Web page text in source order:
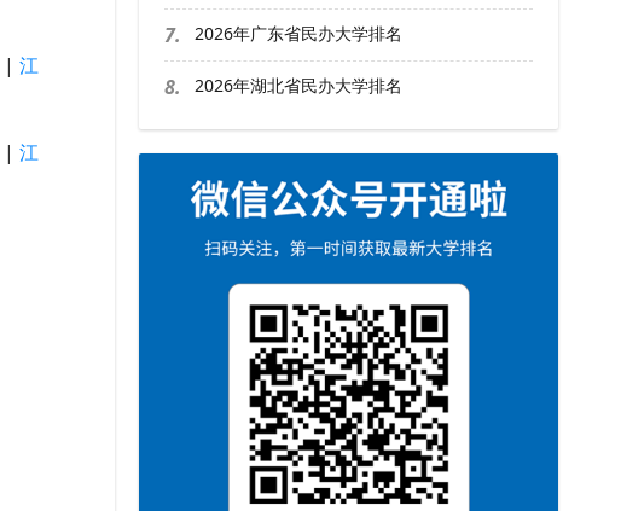
| 江
| 江
7. 2026年广东省民办大学排名
8. 2026年湖北省民办大学排名